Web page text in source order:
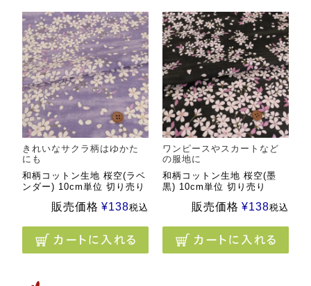
きれいなサクラ柄はゆかた
にも
和柄コットン生地 桜空(ラベ
ンダー) 10cm単位 切り売り
販売価格 ¥138税込
ワンピースやスカートなど
の服地に
和柄コットン生地 桜空(墨
黒) 10cm単位 切り売り
販売価格 ¥138税込